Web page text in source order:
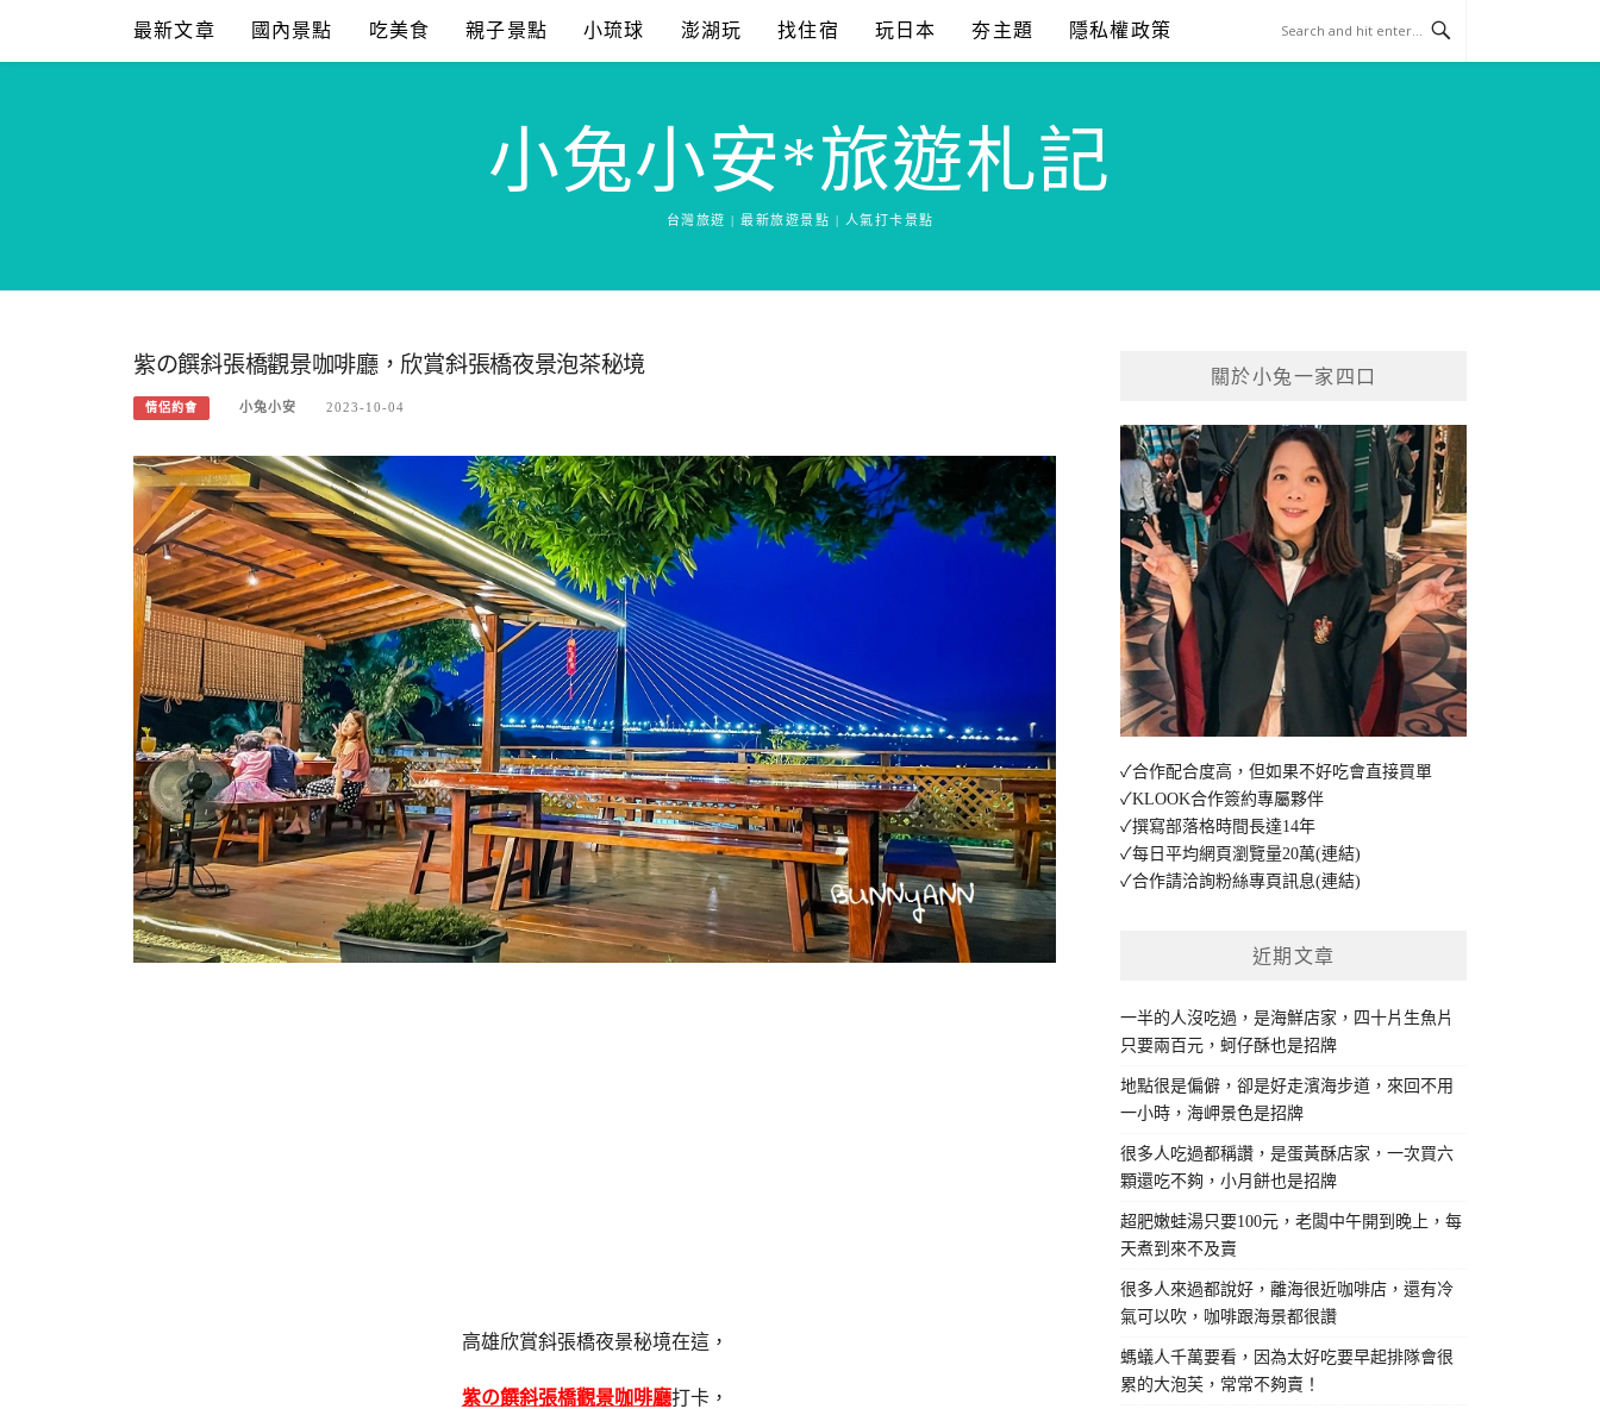
content
最新文章 國內景點 吃美食 親子景點 小琉球 澎湖玩 找住宿 玩日本 夯主題 隱私權政策
小兔小安*旅遊札記
台灣旅遊 | 最新旅遊景點 | 人氣打卡景點
紫の饌斜張橋觀景咖啡廳，欣賞斜張橋夜景泡茶秘境
情侶約會 小兔小安 2023-10-04
高雄欣賞斜張橋夜景秘境在這，
紫の饌斜張橋觀景咖啡廳打卡，
關於小兔一家四口
✓合作配合度高，但如果不好吃會直接買單
✓KLOOK合作簽約專屬夥伴
✓撰寫部落格時間長達14年
✓每日平均網頁瀏覽量20萬(連結)
✓合作請洽詢粉絲專頁訊息(連結)
近期文章
一半的人沒吃過，是海鮮店家，四十片生魚片
只要兩百元，蚵仔酥也是招牌
地點很是偏僻，卻是好走濱海步道，來回不用
一小時，海岬景色是招牌
很多人吃過都稱讚，是蛋黃酥店家，一次買六
顆還吃不夠，小月餅也是招牌
超肥嫩蛙湯只要100元，老闆中午開到晚上，每
天煮到來不及賣
很多人來過都說好，離海很近咖啡店，還有冷
氣可以吹，咖啡跟海景都很讚
螞蟻人千萬要看，因為太好吃要早起排隊會很
累的大泡芙，常常不夠賣！